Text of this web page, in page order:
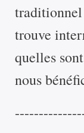
trouve
quelles
nous